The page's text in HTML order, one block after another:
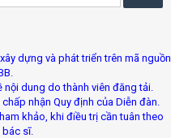
dựng và phát triển trên mã nguồn
nội dung do thành viên đăng tải.
nhận Quy định của Diễn đàn.
khảo, khi điều trị cần tuân theo
bác sĩ.